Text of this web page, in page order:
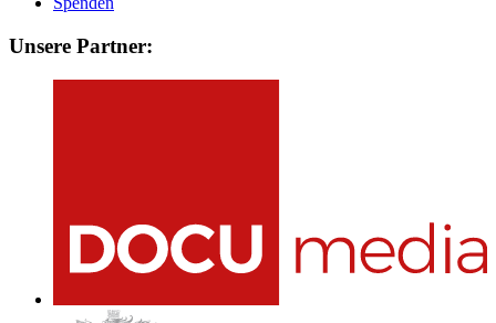
Unsere Partner: